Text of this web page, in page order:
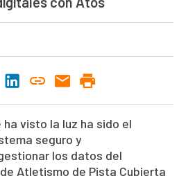
visto la luz ha sido el
seguro y
los datos del
Atletismo de Pista Cubierta